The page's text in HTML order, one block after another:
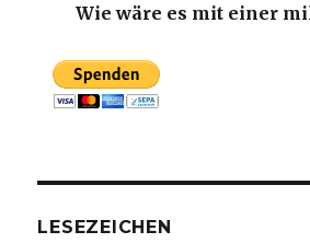
Wie wäre es mit einer
LESEZEICHEN